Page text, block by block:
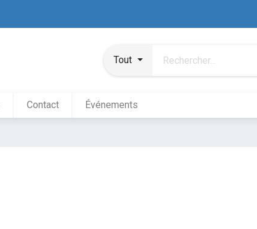
Tout
Contact Événements